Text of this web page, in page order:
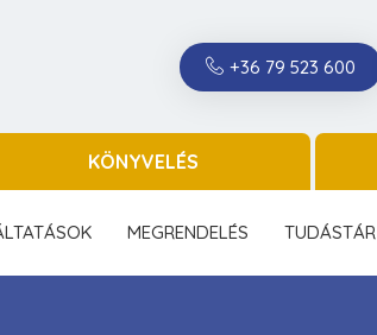
+36 79 523 600
KÖNYVELÉS
MEGRENDELÉS TUDÁSTÁR